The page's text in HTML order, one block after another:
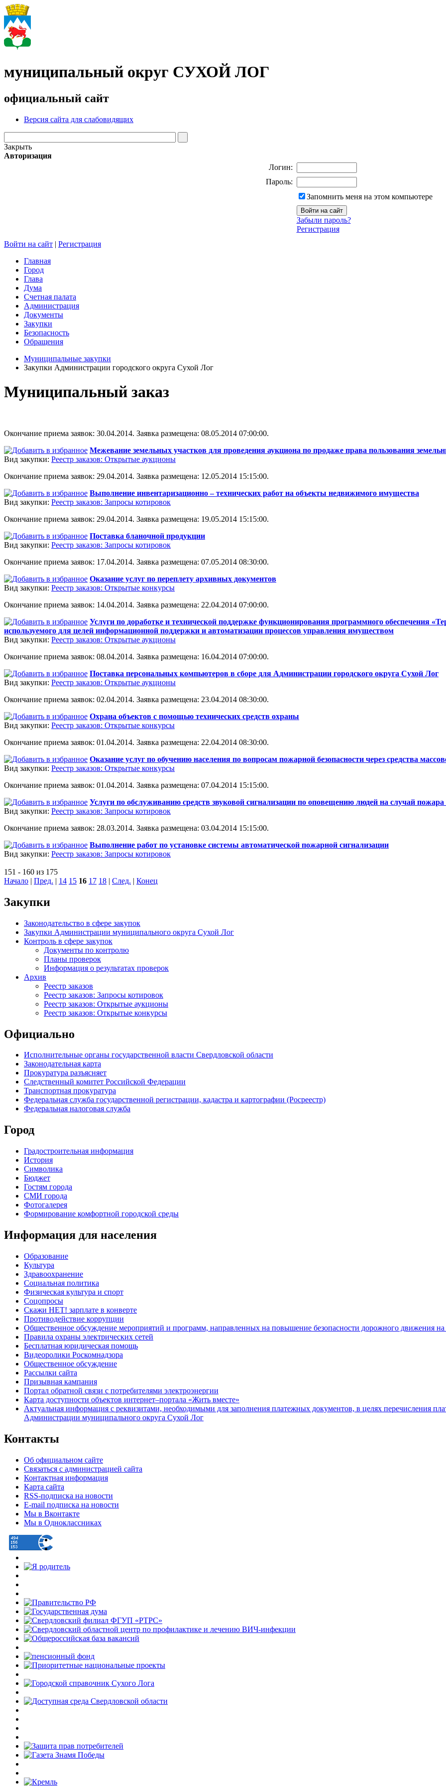
муниципальный округ СУХОЙ ЛОГ
официальный сайт
Версия сайта для слабовидящих
Закрыть
Авторизация
Логин:
Пароль:
Запомнить меня на этом компьютере
Забыли пароль?
Регистрация
Войти на сайт | Регистрация
Главная
Город
Глава
Дума
Счетная палата
Администрация
Документы
Закупки
Безопасность
Обращения
Муниципальные закупки
Закупки Администрации городского округа Сухой Лог
Муниципальный заказ
Окончание приема заявок: 30.04.2014. Заявка размещена: 08.05.2014 07:00:00.
Межевание земельных участков для проведения аукциона по продаже права пользования
Вид закупки: Реестр заказов: Открытые аукционы
Окончание приема заявок: 29.04.2014. Заявка размещена: 12.05.2014 15:15:00.
Выполнение инвентаризационно – технических работ на объекты недвижимого имущества
Вид закупки: Реестр заказов: Запросы котировок
Окончание приема заявок: 29.04.2014. Заявка размещена: 19.05.2014 15:15:00.
Поставка бланочной продукции
Вид закупки: Реестр заказов: Запросы котировок
Окончание приема заявок: 17.04.2014. Заявка размещена: 07.05.2014 08:30:00.
Оказание услуг по переплету архивных документов
Вид закупки: Реестр заказов: Открытые конкурсы
Окончание приема заявок: 14.04.2014. Заявка размещена: 22.04.2014 07:00:00.
Услуги по доработке и технической поддержке функционирования программного обеспечения
используемого для целей информационной поддержки и автоматизации процессов управления имуществом
Вид закупки: Реестр заказов: Открытые аукционы
Окончание приема заявок: 08.04.2014. Заявка размещена: 16.04.2014 07:00:00.
Поставка персональных компьютеров в сборе для Администрации городского округа Сухой Лог
Вид закупки: Реестр заказов: Открытые аукционы
Окончание приема заявок: 02.04.2014. Заявка размещена: 23.04.2014 08:30:00.
Охрана объектов с помощью технических средств охраны
Вид закупки: Реестр заказов: Открытые конкурсы
Окончание приема заявок: 01.04.2014. Заявка размещена: 22.04.2014 08:30:00.
Оказание услуг по обучению населения по вопросам пожарной безопасности через средства
Вид закупки: Реестр заказов: Открытые конкурсы
Окончание приема заявок: 01.04.2014. Заявка размещена: 07.04.2014 15:15:00.
Услуги по обслуживанию средств звуковой сигнализации по оповещению людей на случай
Вид закупки: Реестр заказов: Запросы котировок
Окончание приема заявок: 28.03.2014. Заявка размещена: 03.04.2014 15:15:00.
Выполнение работ по установке системы автоматической пожарной сигнализации
Вид закупки: Реестр заказов: Запросы котировок
151 - 160 из 175
Начало | Пред. | 14 15 16 17 18 | След. | Конец
Закупки
Законодательство в сфере закупок
Закупки Администрации муниципального округа Сухой Лог
Контроль в сфере закупок
Документы по контролю
Планы проверок
Информация о результатах проверок
Архив
Реестр заказов
Реестр заказов: Запросы котировок
Реестр заказов: Открытые аукционы
Реестр заказов: Открытые конкурсы
Официально
Исполнительные органы государственной власти Свердловской области
Законодательная карта
Прокуратура разъясняет
Следственный комитет Российской Федерации
Транспортная прокуратура
Федеральная служба государственной регистрации, кадастра и картографии (Росреестр)
Федеральная налоговая служба
Город
Градостроительная информация
История
Символика
Бюджет
Гостям города
СМИ города
Фотогалерея
Формирование комфортной городской среды
Информация для населения
Образование
Культура
Здравоохранение
Социальная политика
Физическая культура и спорт
Соцопросы
Скажи НЕТ! зарплате в конверте
Противодействие коррупции
Общественное обсуждение мероприятий и программ, направленных на повышение безопасности дорожного движения на
Правила охраны электрических сетей
Бесплатная юридическая помощь
Видеоролики Роскомнадзора
Общественное обсуждение
Рассылки сайта
Призывная кампания
Портал обратной связи с потребителями электроэнергии
Карта доступности объектов интернет–портала «Жить вместе»
Актуальная информация с реквизитами, необходимыми для заполнения платежных документов, в целях перечисления
Администрации муниципального округа Сухой Лог
Контакты
Об официальном сайте
Связаться с администрацией сайта
Контактная информация
Карта сайта
RSS-подписка на новости
E-mail подписка на новости
Мы в Вконтакте
Мы в Одноклассниках